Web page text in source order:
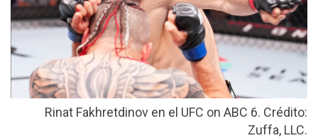
Rinat Fakhretdinov en el UFC on ABC 6. Crédito:
Zuffa, LLC.